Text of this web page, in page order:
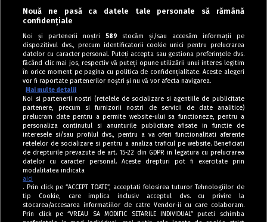
Nouă ne pasă ca datele tale personale să rămână
confidențiale
Noi și partenerii noștri 589 stocăm și/sau accesăm informații pe
dispozitivul dvs., precum identificatorii cookie unici pentru prelucrarea
datelor cu caracter personal. Puteți accepta sau gestiona preferințele dvs.
făcând clic mai jos, respectiv vă puteți opune utilizării unui interes legitim
în orice moment pe pagina cu politica de confidențialitate. Aceste alegeri
vor fi raportate partenerilor noștri și nu vă vor afecta navigarea.
Mai multe detalii
Noi si partenerii nostri (retelele de socializare si agentiile de publicitate
partenere, precum si furnizorii nostri de servicii de date analitice)
prelucram date pentru a permite website-ului sa functioneze, pentru a
personaliza continutul si anunturile publicitare afisate in functie de
interesele si/sau profilul dvs., pentru a va oferi functionalitati aferente
retelelor de socializare si pentru a analiza traficul pe website. Beneficiati
de drepturile prevazute de art. 15-22 din GDPR in legatura cu prelucrarea
datelor cu caracter personal. Aceste drepturi pot fi exercitate prin
modalitatea indicata
aici
. Prin click pe “ACCEPT TOATE”, acceptati folosirea tuturor Tehnologiilor de
tip Cookie, care implica inclusiv acceptul dvs. cu privire la
stocarea/accesarea informatiilor de catre Vendor-ii cu care colaboram.
Prin click pe “VREAU SA MODIFIC SETARILE INDIVIDUAL” puteti schimba